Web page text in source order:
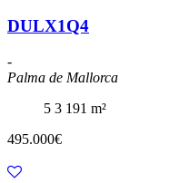
DULX1Q4
-
Palma de Mallorca
5 3 191 m²
495.000€